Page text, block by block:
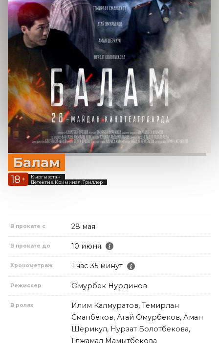
Балам
18 +
Кыргызстан
Детектив, Криминал, Триллер
В прокате с 28 мая
В прокате до 10 июня
Хронометраж 1 час 35 минут
Режиссер Омурбек Нурдинов
В ролях
Илим Калмуратов, Темирлан
Сманбеков, Атай Омурбеков, Аман
Шерикул, Нурзат Болотбекова,
Гүлжамал Мамытбекова